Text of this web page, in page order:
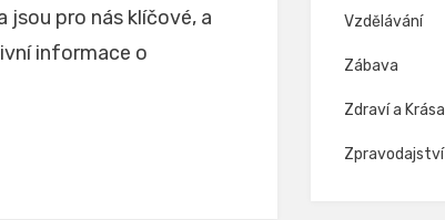
jsou pro nás klíčové, a
informace o
Vzdělávání
Zábava
Zdraví a Krása
Zpravodajství